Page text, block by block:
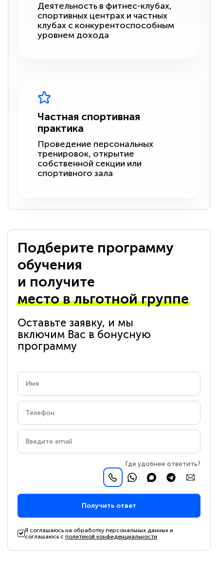
Деятельность в фитнес-клубах,
спортивных центрах и частных
клубах с конкурентоспособным
уровнем дохода
Частная спортивная
практика
Проведение персональных
тренировок, открытие
собственной секции или
спортивного зала
Подберите программу
обучения
и получите
место в льготной группе
Оставьте заявку, и мы
включим Вас в бонусную
программу
Где удобнее ответить?
Получить ответ
Я соглашаюсь на обработку персональных данных и
соглашаюсь сполитикой конфиденциальности